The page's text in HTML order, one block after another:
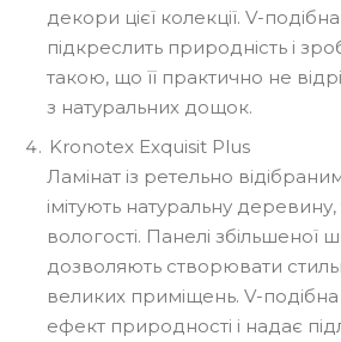
декори цієї колекції. V-
підкреслить природність і
такою, що її практично не
з натуральних дощок.
Kronotex Exquisit Plus
Ламінат із ретельно
імітують натуральну деревину,
вологості. Панелі збільшеної
дозволяють створювати
великих приміщень. V-
ефект природності і надає